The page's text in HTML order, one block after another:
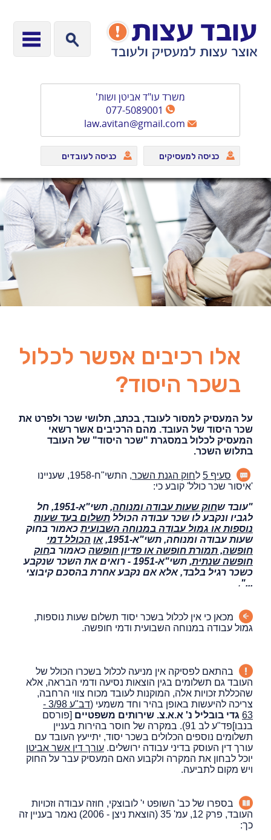
משרד עו"ד אביטן ושות'
077-5089001
law.avitan@gmail.com
כניסה למעסיקים כניסה לעובדים
אלו רכיבים אפשר לכלול
בשכר היסוד?
על המעסיק למסור לעובד, בכתב, תלושי שכר ולפרט את
שכר היסוד של העובד. מהם הרכיבים אשר רשאי
המעסיק לכלול במסגרת "שכר היסוד" של העובד
בתלוש השכר.
סעיף 5 לחוק הגנת השכר
, התשי"ח-1958, שעניינו
'איסור שכר כולל' קובע כי:
"עובד שחוק שעות עבודה ומנוחה
, תשי"א-1951, חל
לגביו ונקבע לו שכר עבודה הכולל תשלום בעד שעות
נוספות או גמול עבודה במנוחה השבועיתכאמור בחוק
שעות עבודה ומנוחה, תשי"א-1951,
או הכולל דמי
חופשה, תמורת חופשה או פדיון חופשה כאמור בחוק
חופשה שנתית
, תשי"א-1951 - רואים את השכר שנקבע
כשכר רגיל בלבד, אלא אם נקבע אחרת בהסכם קיבוצי
..."
.
מכאן כי אין לכלול בשכר יסוד תשלום שעות נוספות,
גמול עבודה במנוחה השבועית ודמי חופשה.
בהתאם לפסיקה אין מניעה לכלול בשכרו הכולל של
העובד גם תשלומים בגין הוצאות נסיעה ודמי הבראה, אלא
שהכללת זכויות אלה, המוקנות לעובד מכוח צווי הרחבה,
צריכה להיעשות באופן בהיר וחד משמעי (
דב"ע 3/98 -
63 גדי בובליל נ' א.א.צ. שירותים משפטיים [פורסם
בנבו]פד"ע לב 91). במקרה של חוסר בהירות בעניין
תשלומים נוספים הכלולים בשכר יסוד, יתייעץ העובד עם
עורך דין העוסק בדיני עבודה ירושלים. עורך דין אשר אביטן
יוכל לבחון את המקרה ולקבוע האם המעסיק עבר על החוק
ויש מקום לתביעה.
בספרו של כב' השופט י' לובוצקי, חוזה עבודה וזכויות
העובד, פרק 12, עמ' 35 (הוצאת ניצן - 2006) נאמר בעניין זה
כך: